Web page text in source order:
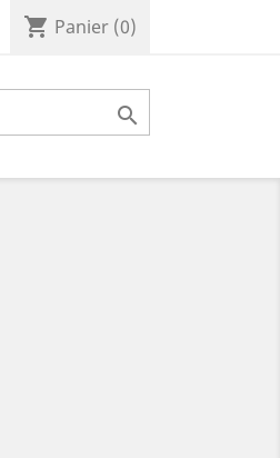
shopping_cart Panier (0)
